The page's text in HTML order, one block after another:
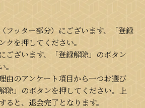
フッター部分）にございます、「登録
クを押してください。
ございます、「登録解除」のボタン
由のアンケート項目から一つお選び
除」のボタンを押してください。上
と、退会完了となります。